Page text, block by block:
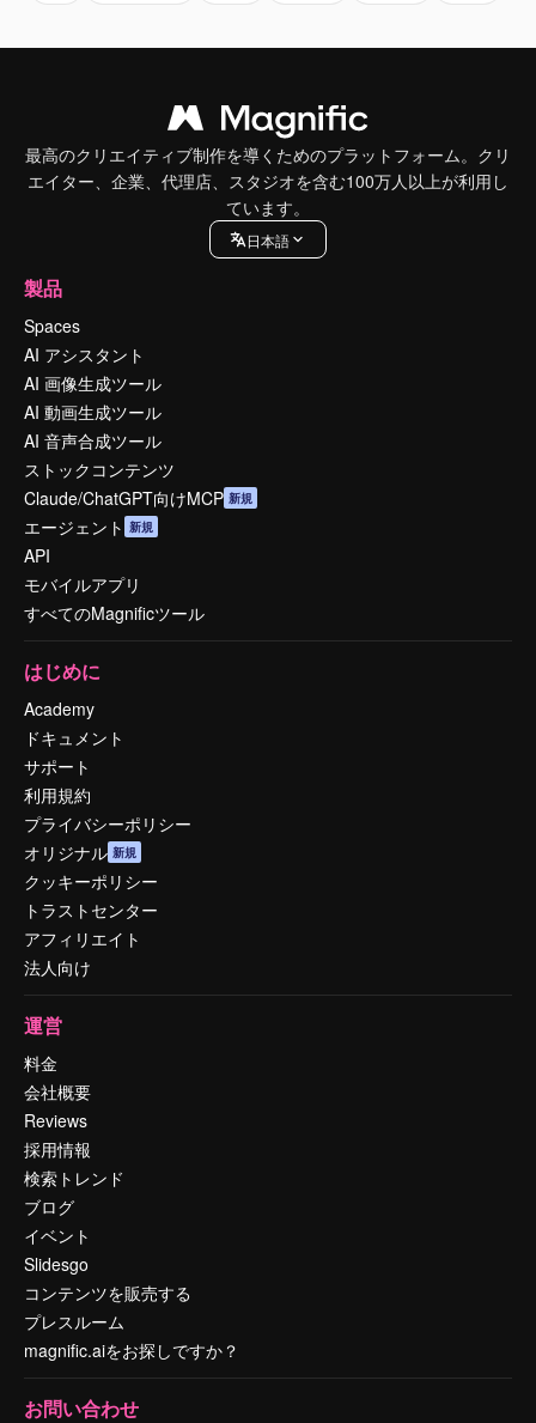
最高のクリエイティブ制作を導くためのプラットフォーム。クリ
エイター、企業、代理店、スタジオを含む100万人以上が利用し
ています。
日本語
製品
Spaces
AI アシスタント
AI 画像生成ツール
AI 動画生成ツール
AI 音声合成ツール
ストックコンテンツ
Claude/ChatGPT向けMCP 新規
エージェント 新規
API
モバイルアプリ
すべてのMagnificツール
はじめに
Academy
ドキュメント
サポート
利用規約
プライバシーポリシー
オリジナル 新規
クッキーポリシー
トラストセンター
アフィリエイト
法人向け
運営
料金
会社概要
Reviews
採用情報
検索トレンド
ブログ
イベント
Slidesgo
コンテンツを販売する
プレスルーム
magnific.aiをお探しですか？
お問い合わせ